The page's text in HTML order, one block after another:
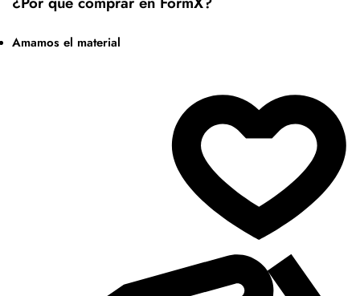
Amamos el material